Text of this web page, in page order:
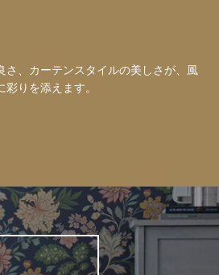
さ、カーテンスタイルの美しさが、風
りを添えます。